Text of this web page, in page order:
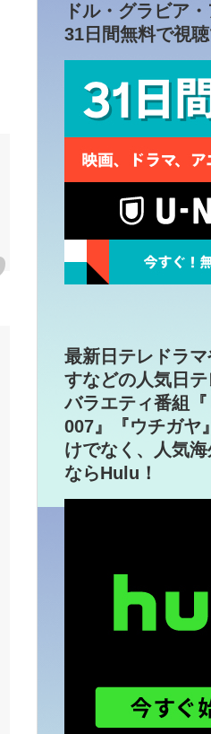
ドル・グラビア
31日間無料で視聴
最新日テレドラ
すなどの人気日
バラエティ番組『
007』『ウチガヤ
けでなく、人気
ならHulu！